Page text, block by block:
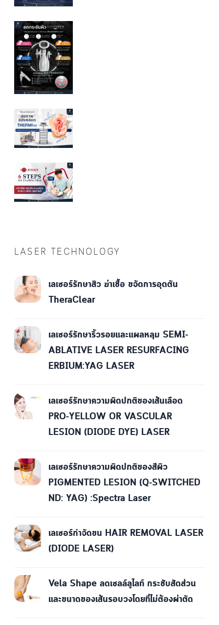
LASER TECHNOLOGY
เลเซอร์รักษาสิว ฆ่าเชื้อ ขจัดการอุดตัน
TheraClear
เลเซอร์รักษาริ้วรอยและแผลหลุม SEMI-
ABLATIVE LASER RESURFACING
ERBIUM:YAG LASER
เลเซอร์รักษาความผิดปกติของเส้นเลือด
PRO-YELLOW OR VASCULAR
LESION (DIODE DYE) LASER
เลเซอร์รักษาความผิดปกติของสีผิว
PIGMENTED LESION (Q-SWITCHED
ND: YAG) :Spectra Laser
เลเซอร์กำจัดขน HAIR REMOVAL LASER
(DIODE LASER)
Vela Shape ลดเซลล์ลูไลท์ กระชับสัดส่วน
และขนาดของเส้นรอบวงโดยที่ไม่ต้องผ่าตัด